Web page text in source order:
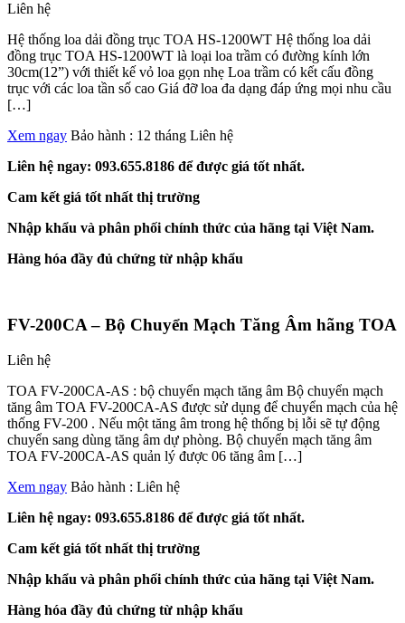
Liên hệ
Hệ thống loa dải đồng trục TOA HS-1200WT Hệ thống loa dải
đồng trục TOA HS-1200WT là loại loa trầm có đường kính lớn
30cm(12”) với thiết kế vỏ loa gọn nhẹ Loa trầm có kết cấu đồng
trục với các loa tần số cao Giá đỡ loa đa dạng đáp ứng mọi nhu cầu
[…]
Xem ngay Bảo hành : 12 tháng Liên hệ
Liên hệ ngay: 093.655.8186 để được giá tốt nhất.
Cam kết giá tốt nhất thị trường
Nhập khẩu và phân phối chính thức của hãng tại Việt Nam.
Hàng hóa đầy đủ chứng từ nhập khẩu
FV-200CA – Bộ Chuyển Mạch Tăng Âm hãng TOA
Liên hệ
TOA FV-200CA-AS : bộ chuyển mạch tăng âm Bộ chuyển mạch
tăng âm TOA FV-200CA-AS được sử dụng để chuyển mạch của hệ
thống FV-200 . Nếu một tăng âm trong hệ thống bị lỗi sẽ tự động
chuyển sang dùng tăng âm dự phòng. Bộ chuyển mạch tăng âm
TOA FV-200CA-AS quản lý được 06 tăng âm […]
Xem ngay Bảo hành : Liên hệ
Liên hệ ngay: 093.655.8186 để được giá tốt nhất.
Cam kết giá tốt nhất thị trường
Nhập khẩu và phân phối chính thức của hãng tại Việt Nam.
Hàng hóa đầy đủ chứng từ nhập khẩu